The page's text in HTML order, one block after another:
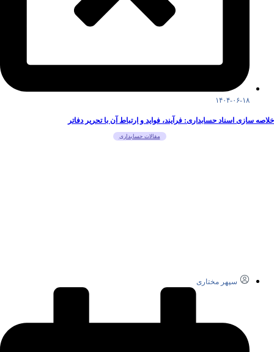
۱۴۰۴-۰۶-۱۸
خلاصه سازی اسناد حسابداری: فرآیند، فواید و ارتباط آن با تحریر دفاتر
مقالات حسابداری
سپهر مختاری